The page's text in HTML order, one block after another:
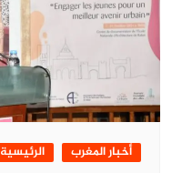
أخبار المغرب الرئيسية